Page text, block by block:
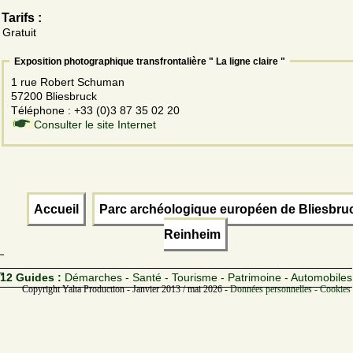
Tarifs :
Gratuit
Exposition photographique transfrontalière " La ligne claire "
1 rue Robert Schuman
57200 Bliesbruck
Téléphone : +33 (0)3 87 35 02 20
Consulter le site Internet
Accueil
Parc archéologique européen de
Reinheim
12 Guides : Démarches - Santé - Tourisme - Patrimoine - Automobiles
Copyright Yalta Production - Janvier 2013 / mai 2026 -Données personnelles -